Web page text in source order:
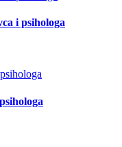
i psihologa